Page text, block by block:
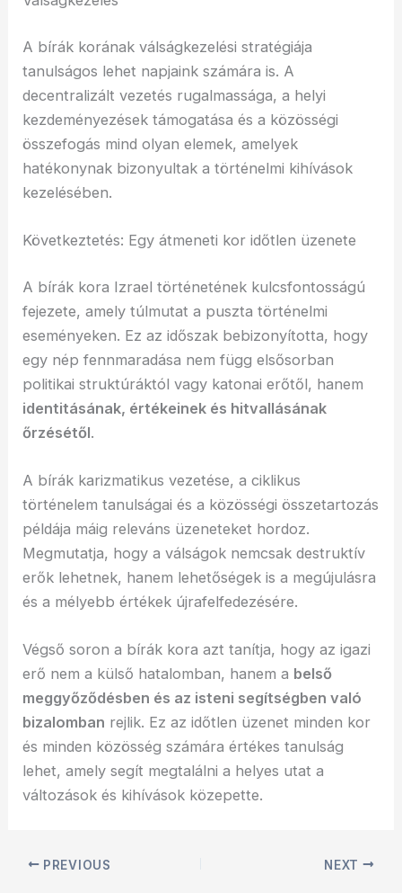
A bírák korának válságkezelési stratégiája
tanulságos lehet napjaink számára is. A
decentralizált vezetés rugalmassága, a helyi
kezdeményezések támogatása és a közösségi
összefogás mind olyan elemek, amelyek
hatékonynak bizonyultak a történelmi kihívások
kezelésében.
Következtetés: Egy átmeneti kor időtlen üzenete
A bírák kora Izrael történetének kulcsfontosságú
fejezete, amely túlmutat a puszta történelmi
eseményeken. Ez az időszak bebizonyította, hogy
egy nép fennmaradása nem függ elsősorban
politikai struktúráktól vagy katonai erőtől, hanem
identitásának, értékeinek és hitvallásának
őrzésétől.
A bírák karizmatikus vezetése, a ciklikus
történelem tanulságai és a közösségi összetartozás
példája máig releváns üzeneteket hordoz.
Megmutatja, hogy a válságok nemcsak destruktív
erők lehetnek, hanem lehetőségek is a megújulásra
és a mélyebb értékek újrafelfedezésére.
Végső soron a bírák kora azt tanítja, hogy az igazi
erő nem a külső hatalomban, hanem a belső
meggyőződésben és az isteni segítségben való
bizalomban rejlik. Ez az időtlen üzenet minden kor
és minden közösség számára értékes tanulság
lehet, amely segít megtalálni a helyes utat a
változások és kihívások közepette.
PREVIOUS NEXT